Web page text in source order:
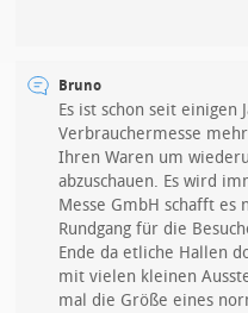
Bruno
Es ist schon seit einigen
Verbrauchermesse
Ihren Waren um
abzuschauen. Es wird
Messe GmbH schafft
Rundgang für die
Ende da etliche Hallen
mit vielen kleinen
mal die Größe eines